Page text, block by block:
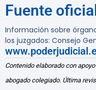
Fuente oficial
Información sobre
los juzgados: Consejo
Contenido elaborado con
abogado colegiado. Última